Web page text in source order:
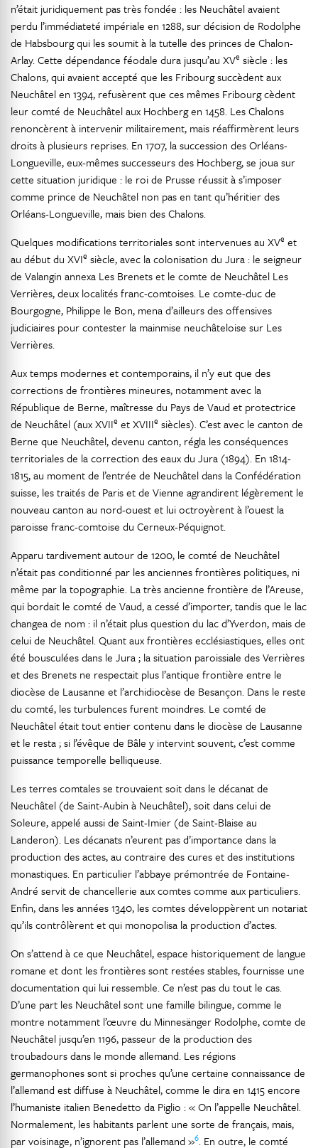
n’était juridiquement pas très fondée : les Neuchâtel avaient
perdu l’immédiateté impériale en 1288, sur décision de Rodolphe
de Habsbourg qui les soumit à la tutelle des princes de Chalon-
Arlay. Cette dépendance féodale dura jusqu’au XVe siècle : les
Chalons, qui avaient accepté que les Fribourg succèdent aux
Neuchâtel en 1394, refusèrent que ces mêmes Fribourg cèdent
leur comté de Neuchâtel aux Hochberg en 1458. Les Chalons
renoncèrent à intervenir militairement, mais réaffirmèrent leurs
droits à plusieurs reprises. En 1707, la succession des Orléans-
Longueville, eux-mêmes successeurs des Hochberg, se joua sur
cette situation juridique : le roi de Prusse réussit à s’imposer
comme prince de Neuchâtel non pas en tant qu’héritier des
Orléans-Longueville, mais bien des Chalons.
Quelques modifications territoriales sont intervenues au XVe et
au début du XVIe siècle, avec la colonisation du Jura : le seigneur
de Valangin annexa Les Brenets et le comte de Neuchâtel Les
Verrières, deux localités franc-comtoises. Le comte-duc de
Bourgogne, Philippe le Bon, mena d’ailleurs des offensives
judiciaires pour contester la mainmise neuchâteloise sur Les
Verrières.
Aux temps modernes et contemporains, il n’y eut que des
corrections de frontières mineures, notamment avec la
République de Berne, maîtresse du Pays de Vaud et protectrice
de Neuchâtel (aux XVIIe et XVIIIe siècles). C’est avec le canton de
Berne que Neuchâtel, devenu canton, régla les conséquences
territoriales de la correction des eaux du Jura (1894). En 1814-
1815, au moment de l’entrée de Neuchâtel dans la Confédération
suisse, les traités de Paris et de Vienne agrandirent légèrement le
nouveau canton au nord-ouest et lui octroyèrent à l’ouest la
paroisse franc-comtoise du Cerneux-Péquignot.
Apparu tardivement autour de 1200, le comté de Neuchâtel
n’était pas conditionné par les anciennes frontières politiques, ni
même par la topographie. La très ancienne frontière de l’Areuse,
qui bordait le comté de Vaud, a cessé d’importer, tandis que le lac
changea de nom : il n’était plus question du lac d’Yverdon, mais de
celui de Neuchâtel. Quant aux frontières ecclésiastiques, elles ont
été bousculées dans le Jura ; la situation paroissiale des Verrières
et des Brenets ne respectait plus l’antique frontière entre le
diocèse de Lausanne et l’archidiocèse de Besançon. Dans le reste
du comté, les turbulences furent moindres. Le comté de
Neuchâtel était tout entier contenu dans le diocèse de Lausanne
et le resta ; si l’évêque de Bâle y intervint souvent, c’est comme
puissance temporelle belliqueuse.
Les terres comtales se trouvaient soit dans le décanat de
Neuchâtel (de Saint-Aubin à Neuchâtel), soit dans celui de
Soleure, appelé aussi de Saint-Imier (de Saint-Blaise au
Landeron). Les décanats n’eurent pas d’importance dans la
production des actes, au contraire des cures et des institutions
monastiques. En particulier l’abbaye prémontrée de Fontaine-
André servit de chancellerie aux comtes comme aux particuliers.
Enfin, dans les années 1340, les comtes développèrent un notariat
qu’ils contrôlèrent et qui monopolisa la production d’actes.
On s’attend à ce que Neuchâtel, espace historiquement de langue
romane et dont les frontières sont restées stables, fournisse une
documentation qui lui ressemble. Ce n’est pas du tout le cas.
D’une part les Neuchâtel sont une famille bilingue, comme le
montre notamment l’œuvre du Minnesänger Rodolphe, comte de
Neuchâtel jusqu’en 1196, passeur de la production des
troubadours dans le monde allemand. Les régions
germanophones sont si proches qu’une certaine connaissance de
l’allemand est diffuse à Neuchâtel, comme le dira en 1415 encore
l’humaniste italien Benedetto da Piglio : « On l’appelle Neuchâtel.
Normalement, les habitants parlent une sorte de français, mais,
par voisinage, n’ignorent pas l’allemand »6. En outre, le comté